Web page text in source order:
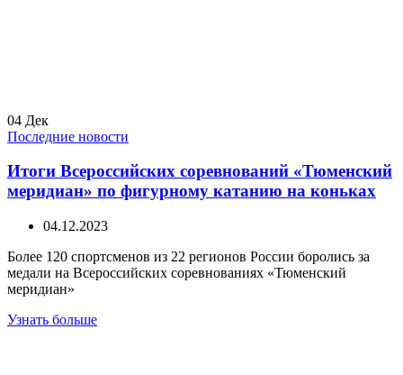
04 Дек
Последние новости
Итоги Всероссийских соревнований «Тюменский
меридиан» по фигурному катанию на коньках
04.12.2023
Более 120 спортсменов из 22 регионов России боролись за
медали на Всероссийских соревнованиях «Тюменский
меридиан»
Узнать больше